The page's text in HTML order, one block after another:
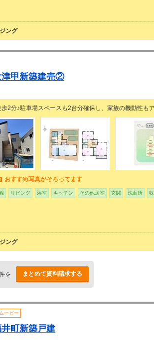
ング
津甲新築建売②
2分♪駐車場スペースも2台分確保し、家族の機動性も
おすすめ写真がそろってます
リビング 浴室 キッチン その他居室 玄関 洗面所
ング
を まとめて資料請求する
ムービー
町新築戸建